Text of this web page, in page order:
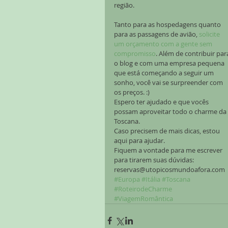
região.
Tanto para as hospedagens quanto
para as passagens de avião, solicite
um orçamento com a gente sem
compromisso. Além de contribuir
o blog e com uma empresa pequena
que está começando a seguir um
sonho, você vai se surpreender com
os preços. :)
Espero ter ajudado e que vocês
possam aproveitar todo o charme da
Toscana.
Caso precisem de mais dicas, estou
aqui para ajudar.
Fiquem a vontade para me escrever
para tirarem suas dúvidas:
reservas@utopicosmundoafora.com
#Europa #Itália #Toscana
#RoteirodeCharme
#ViagemRomântica